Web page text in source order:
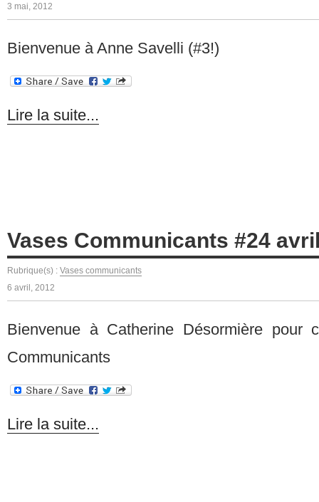
3 mai, 2012
Bienvenue à Anne Savelli (#3!)
Lire la suite...
Vases Communicants #24
Rubrique(s) : Vases communicants
6 avril, 2012
Bienvenue à Catherine Désormière pour
Communicants
Lire la suite...